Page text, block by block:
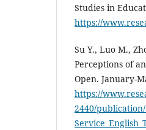
Studies in
https://
Su Y., Luo M.,
Perceptions of
Open. January-
https://
2440/publication/